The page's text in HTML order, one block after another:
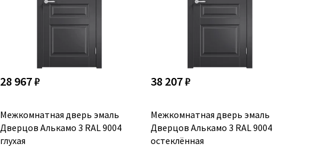
28 967 ₽
Межкомнатная дверь эмаль
Дверцов Алькамо 3 RAL 9004
глухая
38 207 ₽
Межкомнатная дверь эмаль
Дверцов Алькамо 3 RAL 9004
остеклённая